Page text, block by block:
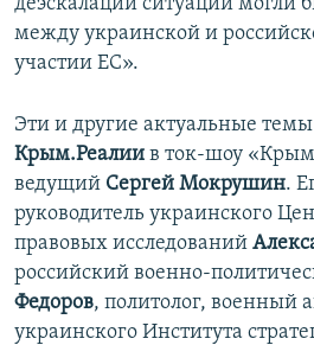
между украинской и
участии ЕС».
Эти и другие актуальные
Крым.Реалии в ток-шоу
ведущий Сергей Мокрушин.
руководитель украинского
правовых исследований
российский военно-
Федоров, политолог, военный
украинского Института